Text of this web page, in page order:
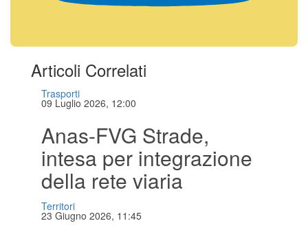
Articoli Correlati
Trasporti
09 Luglio 2026, 12:00
Anas-FVG Strade,
intesa per integrazione
della rete viaria
Territori
23 Giugno 2026, 11:45